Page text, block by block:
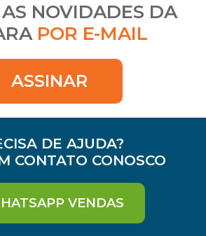
NOVIDADES DA
POR E-MAIL
ASSINAR
DE AJUDA?
CONTATO CONOSCO
VENDAS